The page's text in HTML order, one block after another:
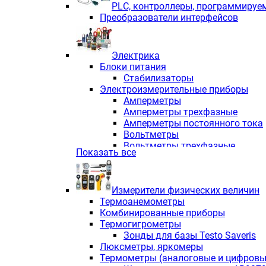
PLС, контроллеры,
Преобразователи интерфейсов
Электрика
Блоки питания
Стабилизаторы
Электроизмерительные приборы
Амперметры
Амперметры трехфазные
Амперметры постоянного тока
Вольтметры
Вольтметры трехфазные
Вольтметры постоянного тока
Индикаторы аналоговых
Измерители COS F
Комбинированные приборы
Комбинированные приборы
Комбинированные приборы
Анализаторы качества
Анализаторы мощности
Показать все
Измерители физических величин
Термоанемометры
Комбинированные приборы
Термогигрометры
Зонды для базы Testo Saveris
Люксметры, яркомеры
Термометры (аналоговые и